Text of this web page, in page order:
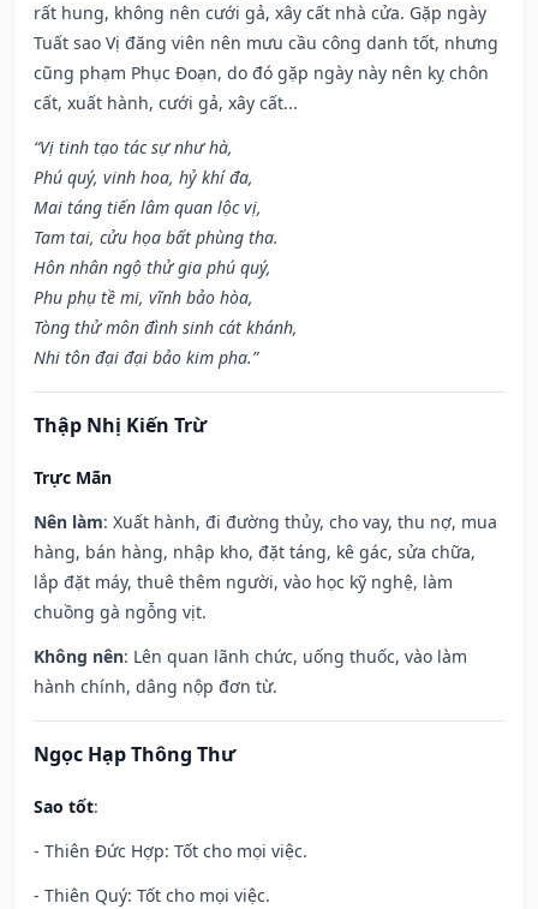
rất hung, không nên cưới gả, xây cất nhà cửa. Gặp ngày
Tuất sao Vị đăng viên nên mưu cầu công danh tốt, nhưng
cũng phạm Phục Đoạn, do đó gặp ngày này nên kỵ chôn
cất, xuất hành, cưới gả, xây cất...
“Vị tinh tạo tác sự như hà,
Phú quý, vinh hoa, hỷ khí đa,
Mai táng tiến lâm quan lộc vị,
Tam tai, cửu họa bất phùng tha.
Hôn nhân ngộ thử gia phú quý,
Phu phụ tề mi, vĩnh bảo hòa,
Tòng thử môn đình sinh cát khánh,
Nhi tôn đại đại bảo kim pha.”
Thập Nhị Kiến Trừ
Trực Mãn
Nên làm: Xuất hành, đi đường thủy, cho vay, thu nợ, mua
hàng, bán hàng, nhập kho, đặt táng, kê gác, sửa chữa,
lắp đặt máy, thuê thêm người, vào học kỹ nghệ, làm
chuồng gà ngỗng vịt.
Không nên: Lên quan lãnh chức, uống thuốc, vào làm
hành chính, dâng nộp đơn từ.
Ngọc Hạp Thông Thư
Sao tốt:
- Thiên Đức Hợp: Tốt cho mọi việc.
- Thiên Quý: Tốt cho mọi việc.